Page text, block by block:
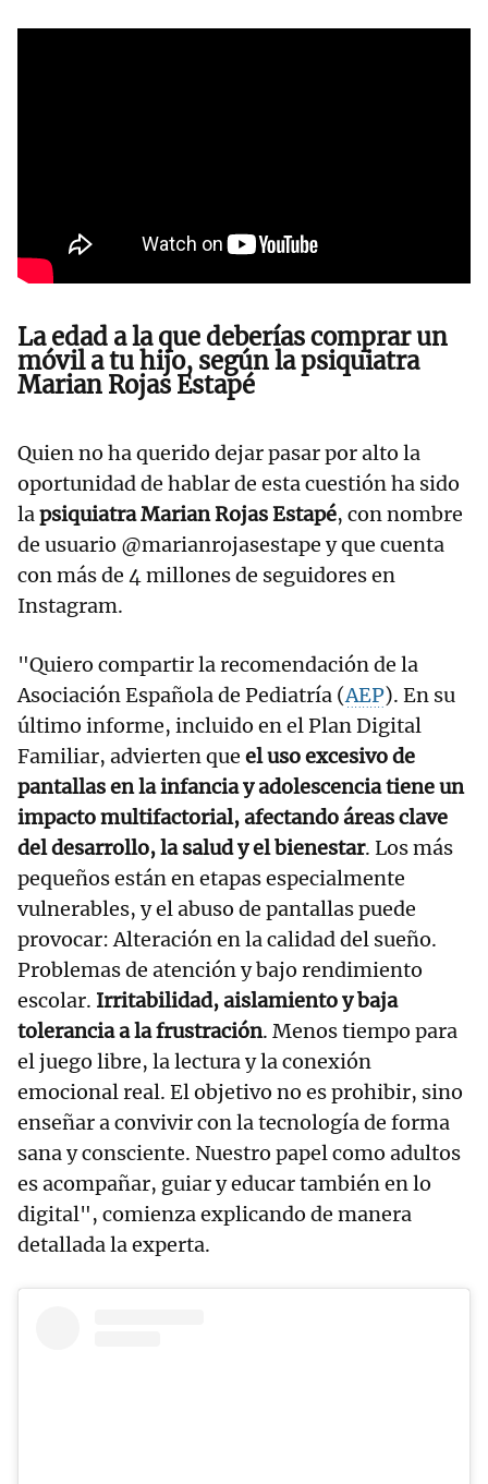
La edad a la que deberías comprar un
móvil a tu hijo, según la psiquiatra
Marian Rojas Estapé
Quien no ha querido dejar pasar por alto la
oportunidad de hablar de esta cuestión ha sido
lapsiquiatra Marian Rojas Estapé, con nombre
de usuario @marianrojasestape y que cuenta
con más de 4 millones de seguidores en
Instagram.
"Quiero compartir la recomendación de la
Asociación Española de Pediatría (AEP). En su
último informe, incluido en el Plan Digital
Familiar, advierten que el uso excesivo de
pantallas en la infancia y adolescencia tiene un
impacto multifactorial, afectando áreas clave
del desarrollo, la salud y el bienestar. Los más
pequeños están en etapas especialmente
vulnerables, y el abuso de pantallas puede
provocar: Alteración en la calidad del sueño.
Problemas de atención y bajo rendimiento
escolar. Irritabilidad, aislamiento y baja
tolerancia a la frustración. Menos tiempo para
el juego libre, la lectura y la conexión
emocional real. El objetivo no es prohibir, sino
enseñar a convivir con la tecnología de forma
sana y consciente. Nuestro papel como adultos
es acompañar, guiar y educar también en lo
digital", comienza explicando de manera
detallada la experta.